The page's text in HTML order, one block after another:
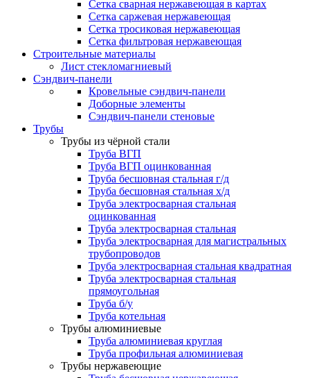
Сетка сварная нержавеющая в картах
Сетка саржевая нержавеющая
Сетка тросиковая нержавеющая
Сетка фильтровая нержавеющая
Строительные материалы
Лист стекломагниевый
Сэндвич-панели
Кровельные сэндвич-панели
Доборные элементы
Сэндвич-панели стеновые
Трубы
Трубы из чёрной стали
Труба ВГП
Труба ВГП оцинкованная
Труба бесшовная стальная г/д
Труба бесшовная стальная х/д
Труба электросварная стальная
оцинкованная
Труба электросварная стальная
Труба электросварная для магистральных
трубопроводов
Труба электросварная стальная квадратная
Труба электросварная стальная
прямоугольная
Труба б/у
Труба котельная
Трубы алюминиевые
Труба алюминиевая круглая
Труба профильная алюминиевая
Трубы нержавеющие